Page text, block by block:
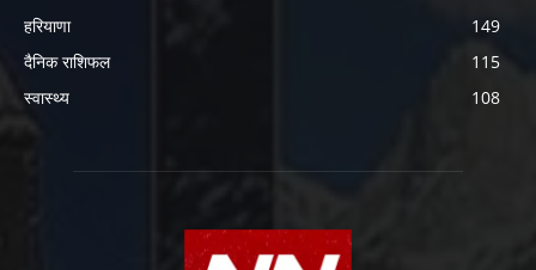
हरियाणा
149
दैनिक राशिफल
115
स्वास्थ्य
108